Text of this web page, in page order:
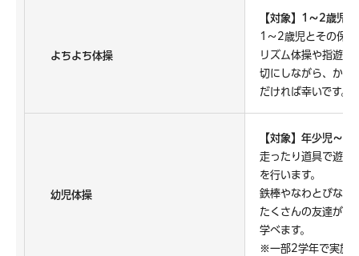
よちよち体操
【対象】1～2歳児
1〜2歳児とその保
リズム体操や指遊び
切にしながら、から
だければ幸いです。
幼児体操
【対象】年少児～年
走ったり道具で遊ん
を行います。
鉄棒やなわとびなど
たくさんの友達がい
学べます。
※一部2学年で実施